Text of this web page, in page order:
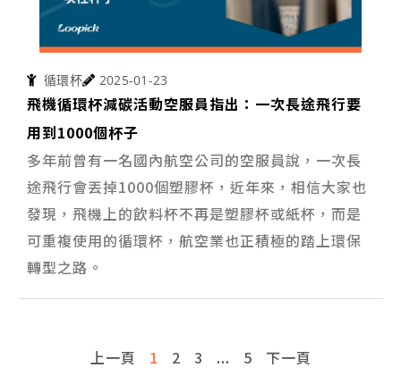
循環杯 2025-01-23
飛機循環杯減碳活動空服員指出：一次長途飛行要
用到1000個杯子
多年前曾有一名國內航空公司的空服員說，一次長
途飛行會丟掉1000個塑膠杯，近年來，相信大家也
發現，飛機上的飲料杯不再是塑膠杯或紙杯，而是
可重複使用的循環杯，航空業也正積極的踏上環保
轉型之路。
上一頁 1 2 3 ... 5 下一頁